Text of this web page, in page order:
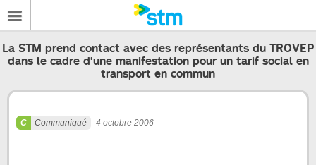
La STM prend contact avec des représentants du TROVEP
dans le cadre d'une manifestation pour un tarif social en
transport en commun
Communiqué 4 octobre 2006